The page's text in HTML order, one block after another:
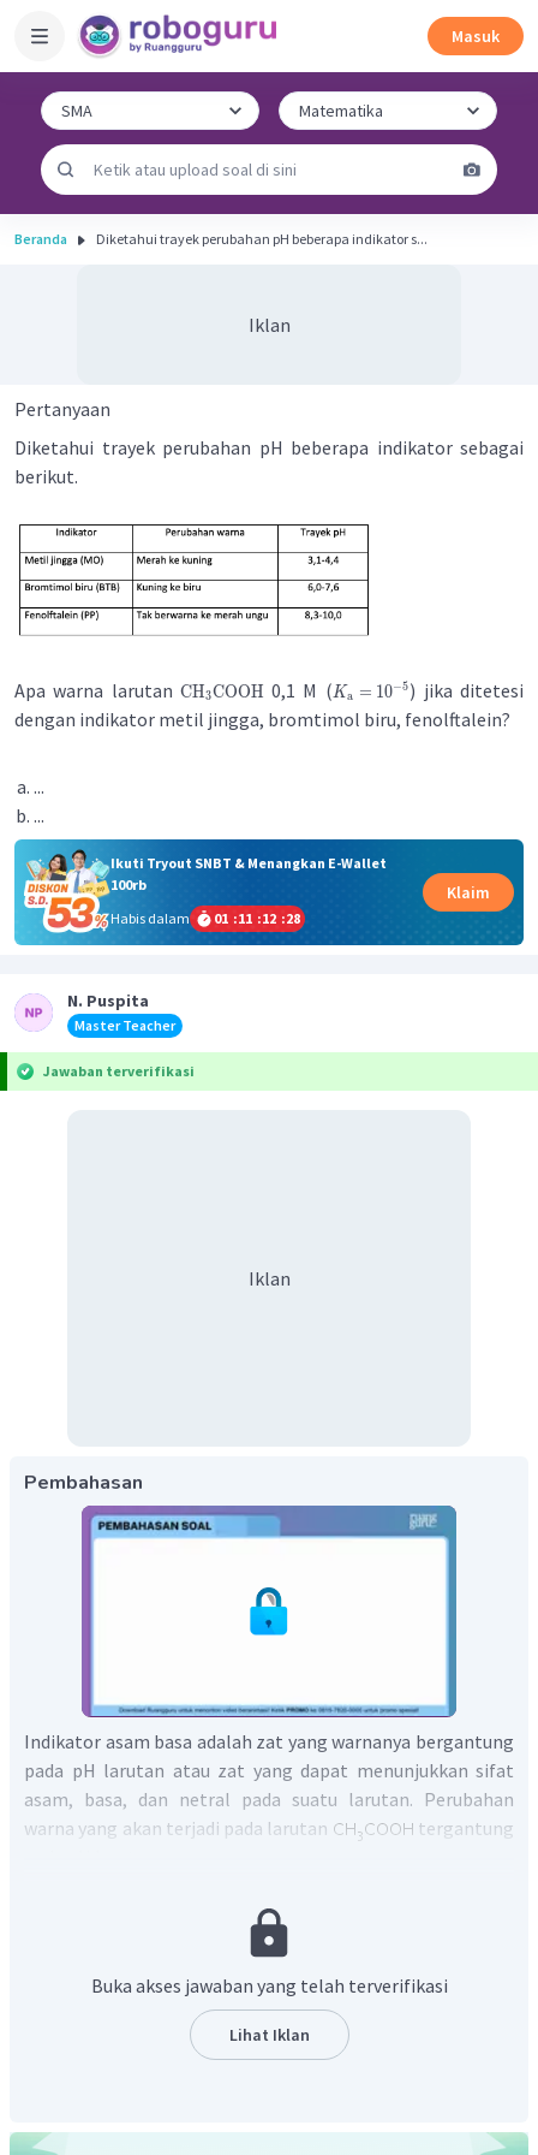
Masuk
Beranda Diketahui trayek perubahan pH beberapa indikator s...
Iklan
Pertanyaan
Diketahui trayek perubahan pH beberapa indikator sebagai
berikut.
Apa warna larutan CH3COOH 0,1 M (Ka = 10−5) jika ditetesi
dengan indikator metil jingga, bromtimol biru, fenolftalein?
...
...
Ikuti Tryout SNBT & Menangkan E-Wallet
100rb
Habis dalam
01 :11 :12 :28
Klaim
N. Puspita
Master Teacher
Jawaban terverifikasi
Iklan
Pembahasan
Indikator asam basa adalah zat yang warnanya bergantung
pada pH larutan atau zat yang dapat menunjukkan sifat
asam, basa, dan netral pada suatu larutan. Perubahan
warna yang akan terjadi pada larutan
tergantung
Buka akses jawaban yang telah terverifikasi
Lihat Iklan